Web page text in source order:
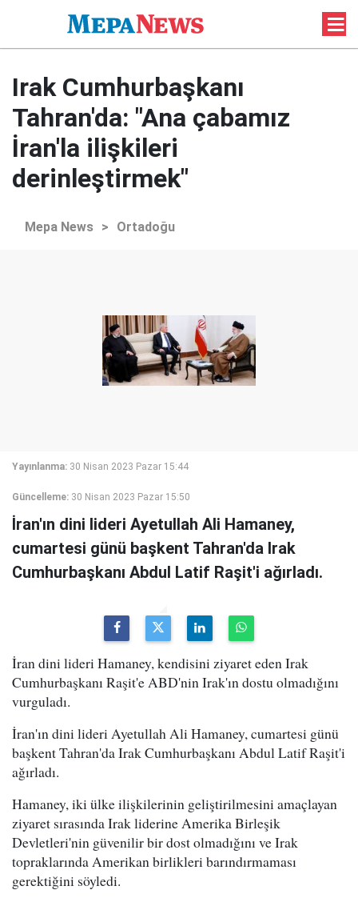
Irak Cumhurbaşkanı
Tahran'da: "Ana çabamız
İran'la ilişkileri
derinleştirmek"
Mepa News > Ortadoğu
Yayınlanma: 30 Nisan 2023 Pazar 15:44
Güncelleme: 30 Nisan 2023 Pazar 15:50
İran'ın dini lideri Ayetullah Ali Hamaney,
cumartesi günü başkent Tahran'da Irak
Cumhurbaşkanı Abdul Latif Raşit'i ağırladı.
İran dini lideri Hamaney, kendisini ziyaret eden Irak
Cumhurbaşkanı Raşit'e ABD'nin Irak'ın dostu olmadığını
vurguladı.
İran'ın dini lideri Ayetullah Ali Hamaney, cumartesi günü
başkent Tahran'da Irak Cumhurbaşkanı Abdul Latif Raşit'i
ağırladı.
Hamaney, iki ülke ilişkilerinin geliştirilmesini amaçlayan
ziyaret sırasında Irak liderine Amerika Birleşik
Devletleri'nin güvenilir bir dost olmadığını ve Irak
topraklarında Amerikan birlikleri barındırmaması
gerektiğini söyledi.